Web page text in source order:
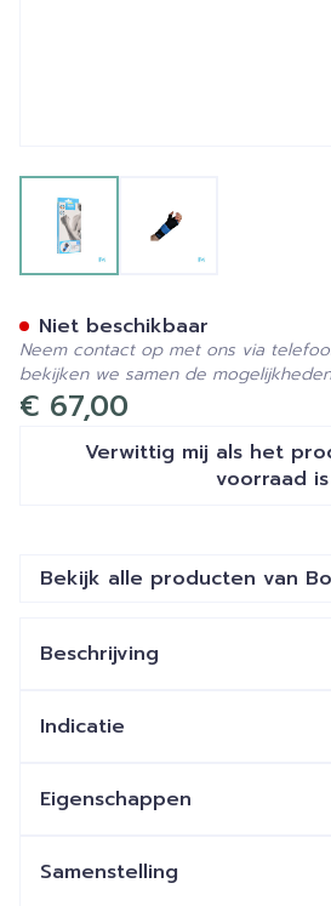
View larger image
€ 67,00
Verwittig mij als het
voorraad is
Niet beschikbaar
Neem contact op met ons via
bekijken we samen de
Bekijk alle producten van
Beschrijving
Indicatie
Eigenschappen
gebreid materiaal
Samenstelling